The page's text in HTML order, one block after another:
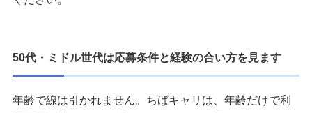
50代・ミドル世代は応募条件と経験の合い方を見ます
年齢で線は引かれません。ちばキャリは、年齢だけで利